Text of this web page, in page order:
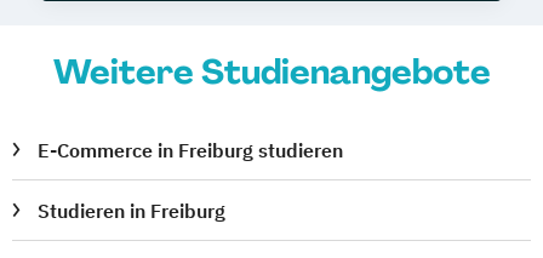
Weitere Studienangebote
E-Commerce in Freiburg studieren
Studieren in Freiburg